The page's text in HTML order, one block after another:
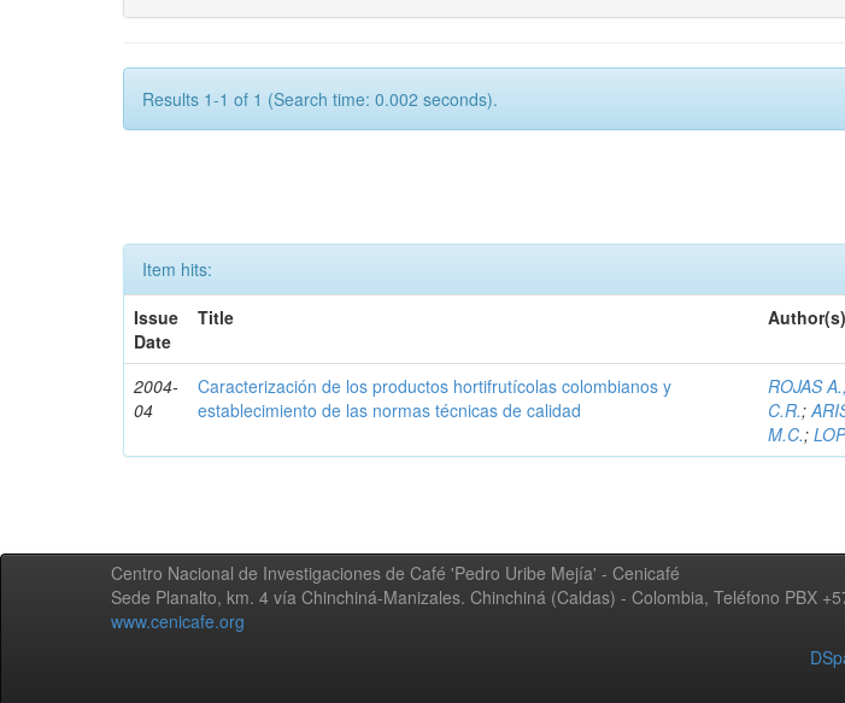
Results 1-1 of 1 (Search time: 0.002 seconds).
Item hits:
Issue
Date
Title Author(s)
2004-
04
Caracterización de los productos hortifrutícolas colombianos y
establecimiento de las normas técnicas de calidad
ROJAS
C.R.;
M.C.;
Centro Nacional de Investigaciones de Café 'Pedro Uribe Mejía' - Cenicafé
Sede Planalto, km. 4 vía Chinchiná-Manizales. Chinchiná (Caldas) - Colombia, Teléfono PBX
www.cenicafe.org